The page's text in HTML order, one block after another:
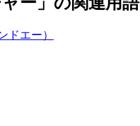
ドエー）